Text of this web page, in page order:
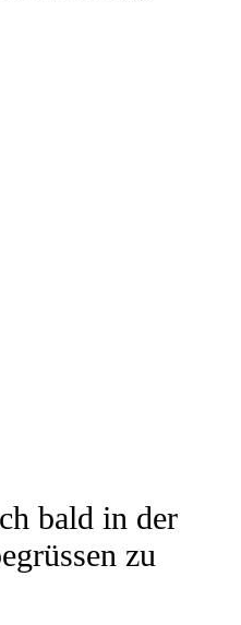
bald in der
zu